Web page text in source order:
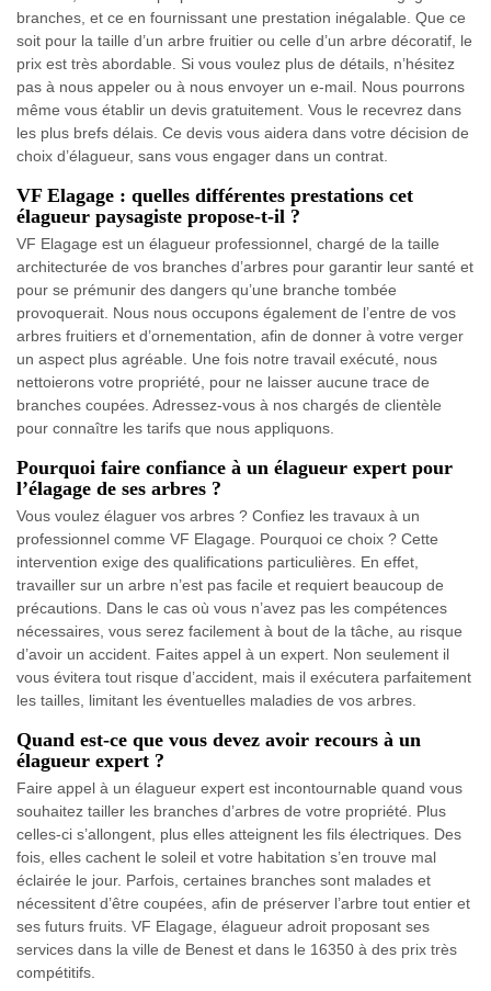
branches, et ce en fournissant une prestation inégalable. Que ce
soit pour la taille d’un arbre fruitier ou celle d’un arbre décoratif, le
prix est très abordable. Si vous voulez plus de détails, n’hésitez
pas à nous appeler ou à nous envoyer un e-mail. Nous pourrons
même vous établir un devis gratuitement. Vous le recevrez dans
les plus brefs délais. Ce devis vous aidera dans votre décision de
choix d’élagueur, sans vous engager dans un contrat.
VF Elagage : quelles différentes prestations cet
élagueur paysagiste propose-t-il ?
VF Elagage est un élagueur professionnel, chargé de la taille
architecturée de vos branches d’arbres pour garantir leur santé et
pour se prémunir des dangers qu’une branche tombée
provoquerait. Nous nous occupons également de l’entre de vos
arbres fruitiers et d’ornementation, afin de donner à votre verger
un aspect plus agréable. Une fois notre travail exécuté, nous
nettoierons votre propriété, pour ne laisser aucune trace de
branches coupées. Adressez-vous à nos chargés de clientèle
pour connaître les tarifs que nous appliquons.
Pourquoi faire confiance à un élagueur expert pour
l’élagage de ses arbres ?
Vous voulez élaguer vos arbres ? Confiez les travaux à un
professionnel comme VF Elagage. Pourquoi ce choix ? Cette
intervention exige des qualifications particulières. En effet,
travailler sur un arbre n’est pas facile et requiert beaucoup de
précautions. Dans le cas où vous n’avez pas les compétences
nécessaires, vous serez facilement à bout de la tâche, au risque
d’avoir un accident. Faites appel à un expert. Non seulement il
vous évitera tout risque d’accident, mais il exécutera parfaitement
les tailles, limitant les éventuelles maladies de vos arbres.
Quand est-ce que vous devez avoir recours à un
élagueur expert ?
Faire appel à un élagueur expert est incontournable quand vous
souhaitez tailler les branches d’arbres de votre propriété. Plus
celles-ci s’allongent, plus elles atteignent les fils électriques. Des
fois, elles cachent le soleil et votre habitation s’en trouve mal
éclairée le jour. Parfois, certaines branches sont malades et
nécessitent d’être coupées, afin de préserver l’arbre tout entier et
ses futurs fruits. VF Elagage, élagueur adroit proposant ses
services dans la ville de Benest et dans le 16350 à des prix très
compétitifs.